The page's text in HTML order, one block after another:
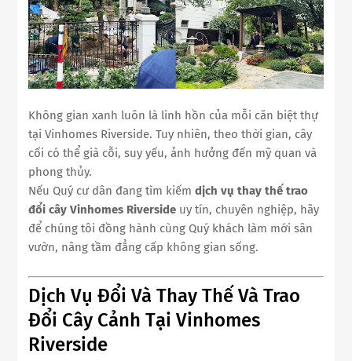
Không gian xanh luôn là linh hồn của mỗi căn biệt thự
tại Vinhomes Riverside. Tuy nhiên, theo thời gian, cây
cối có thể già cỗi, suy yếu, ảnh hưởng đến mỹ quan và
phong thủy.
Nếu Quý cư dân đang tìm kiếm dịch vụ thay thế trao
đổi cây Vinhomes Riverside uy tín, chuyên nghiệp, hãy
để chúng tôi đồng hành cùng Quý khách làm mới sân
vườn, nâng tầm đẳng cấp không gian sống.
Dịch Vụ Đổi Và Thay Thế Và Trao
Đổi Cây Cảnh Tại Vinhomes
Riverside